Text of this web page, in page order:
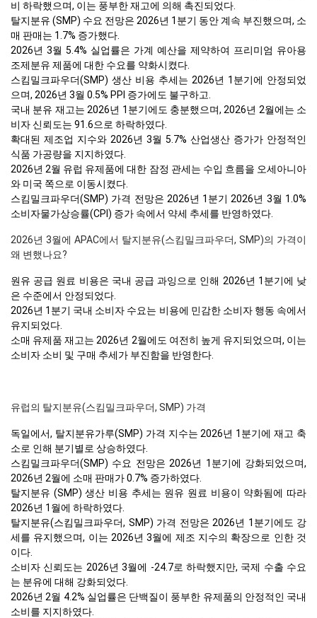
비 하락했으며, 이는 풍부한 재고에 의해 촉진되었다.
탈지분유 (SMP) 수요 전망은 2026년 1분기 동안 계속 부진했으며, 소
매 판매는 1.7% 증가했다.
2026년 3월 5.4% 실업률은 가계 예산을 제약하여 프리미엄 유아용
조제분유 제품에 대한 수요를 약화시켰다.
스킴밀크파우더(SMP) 생산 비용 추세는 2026년 1분기에 안정되었
으며, 2026년 3월 0.5% PPI 증가에도 불구하고.
국내 분유 재고는 2026년 1분기에도 충분했으며, 2026년 2월에는 소
비자 신뢰도는 91.6으로 하락하였다.
확대된 제조업 지수와 2026년 3월 5.7% 산업생산 증가가 안정적인
식품 가공량을 지지하였다.
2026년 2월 유럽 유제품에 대한 잠정 관세는 수입 흐름을 오세아니아
와 미국 쪽으로 이동시켰다.
스킴밀크파우더(SMP) 가격 전망은 2026년 1분기 2026년 3월 1.0%
소비자물가상승률(CPI) 증가 속에서 약세 추세를 반영하였다.
2026년 3월에 APAC에서 탈지분유(스킴밀크파우더, SMP)의 가격이
왜 변했나요?
원유 공급 원료 비용은 국내 공급 과잉으로 인해 2026년 1분기에 낮
은 수준에서 안정되었다.
2026년 1분기 국내 소비자 수요는 비용에 민감한 소비자 행동 속에서
유지되었다.
소매 유제품 재고는 2026년 2월에도 여전히 높게 유지되었으며, 이는
소비자 소비 및 구매 추세가 부진함을 반영한다.
유럽의 탈지분유(스킴밀크파우더, SMP) 가격
독일에서, 탈지분유가루(SMP) 가격 지수는 2026년 1분기에 재고 축
소로 인해 분기별로 상승하였다.
스킴밀크파우더(SMP) 수요 전망은 2026년 1분기에 강화되었으며,
2026년 2월에 소매 판매가 0.7% 증가하였다.
탈지분유 (SMP) 생산 비용 추세는 원유 원료 비용이 약화됨에 따라
2026년 1월에 하락하였다.
탈지분유(스킴밀크파우더, SMP) 가격 전망은 2026년 1분기에도 강
세를 유지했으며, 이는 2026년 3월에 제조 지수의 확장으로 인한 것
이다.
소비자 신뢰도는 2026년 3월에 -24.7로 하락했지만, 국제 수출 수요
는 분유에 대해 강화되었다.
2026년 2월 4.2% 실업률은 단백질이 풍부한 유제품의 안정적인 국내
소비를 지지하였다.